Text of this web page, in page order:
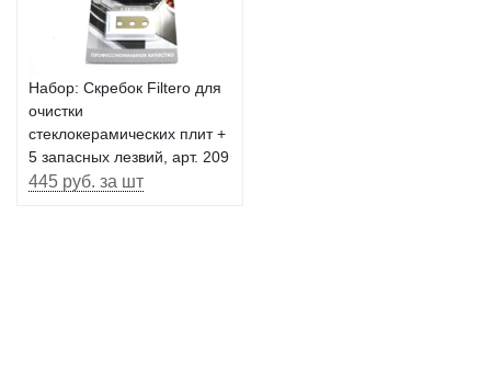
Набор: Скребок Filtero для
очистки
стеклокерамических плит +
5 запасных лезвий, арт. 209
445 руб. за шт